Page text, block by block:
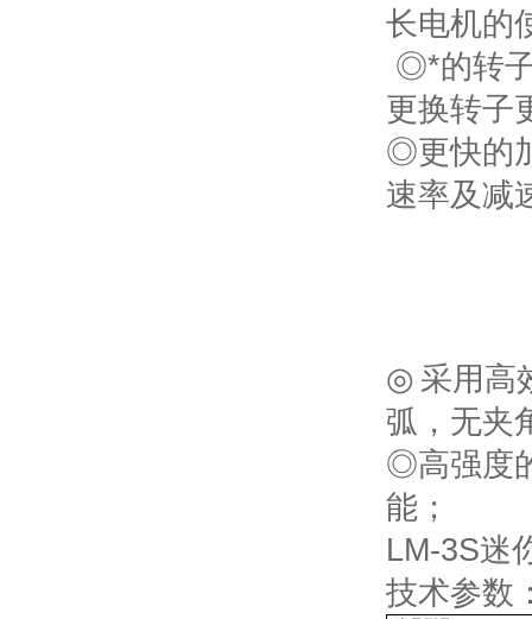
长电机的
◎*的转
更换转子
◎更快的
速率及减
◎ 采用高
弧，无夹
◎高强度
能；
LM-3S迷
技术参数